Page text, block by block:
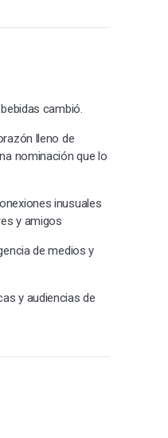
cambió.
lleno de
nominación que lo
inusuales
y amigos
de medios y
y audiencias de